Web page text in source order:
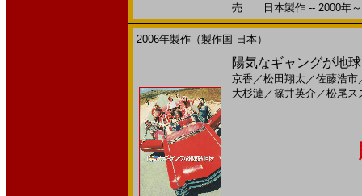
売 日本製作 -- 2000年～
2006年製作（製作国 日本）
陽気なギャングが地
京香 ／松田翔太 ／佐藤浩市
大杉漣 ／篠井英介 ／松尾ス